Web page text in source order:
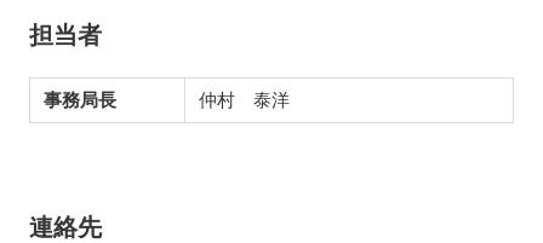
担当者
事務局長 仲村 泰洋
連絡先